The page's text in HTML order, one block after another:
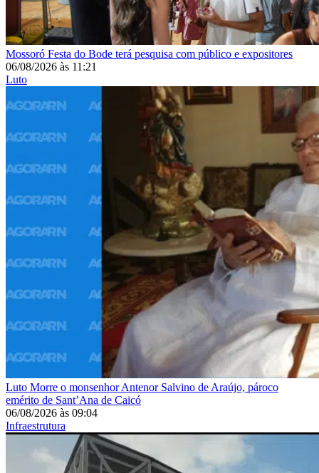
Mossoró Festa do Bode terá pesquisa com público e expositores
06/08/2026 às 11:21
Luto
Luto Morre o monsenhor Antenor Salvino de Araújo, pároco
emérito de Sant’Ana de Caicó
06/08/2026 às 09:04
Infraestrutura